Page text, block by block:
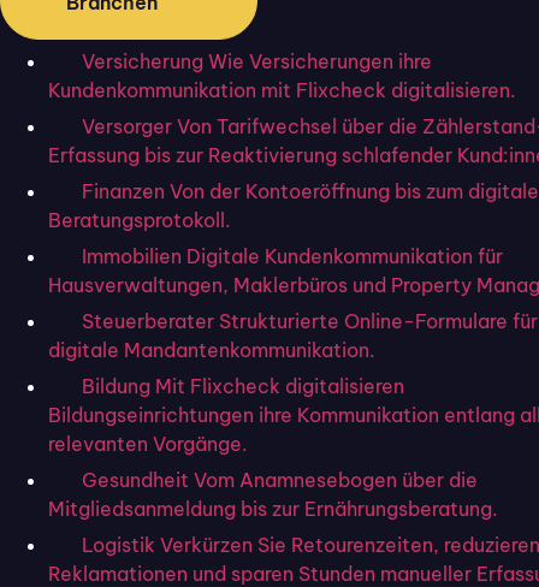
Versicherung Wie Versicherungen ihre
Kundenkommunikation mit Flixcheck digitalisieren.
Versorger Von Tarifwechsel über die
Erfassung bis zur Reaktivierung schlafender
Finanzen Von der Kontoeröffnung bis zum
Beratungsprotokoll.
Immobilien Digitale Kundenkommunikation für
Hausverwaltungen, Maklerbüros und Property
Steuerberater Strukturierte Online-Formulare
digitale Mandantenkommunikation.
Bildung Mit Flixcheck digitalisieren
Bildungseinrichtungen ihre Kommunikation entlang
relevanten Vorgänge.
Gesundheit Vom Anamnesebogen über die
Mitgliedsanmeldung bis zur Ernährungsberatung.
Logistik Verkürzen Sie Retourenzeiten, reduzieren
Reklamationen und sparen Stunden manueller
Eindruck bei Ihren Kund:innen hinterlassen.
Hier lesen Sie über die Features, Hürden,
Preismodelle und einen Vergleich der Tools,
die sich am besten für kleine Unternehmen
eignen.
Eines dieser Tools ist Flixcheck, das für
moderne Kundenkommunikation geschaffen
wurde. Die All-in-One-Software hat sich
mit seinem innovativen und intuitiven
Baukastensystem einen Namen gemacht
und liefert auch in stressigen Phasen eine
makellose Performance ab. Testen Sie
Flixcheck, das ganzheitliche Tool für
perfekten Kundendialog noch heute –
Tage lang kostenlos!
Inhaltsverzeichnis